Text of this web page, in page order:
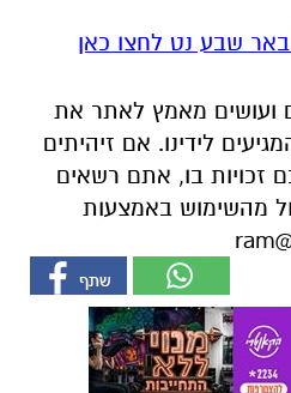
זכויות בו, אתם רשאים
אותך גם